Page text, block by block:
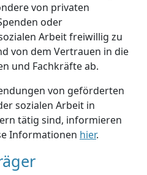
von privaten
oder
Arbeit freiwillig zu
von dem Vertrauen in die
und Fachkräfte ab.
von geförderten
sozialen Arbeit in
tätig sind, informieren
Informationen hier.